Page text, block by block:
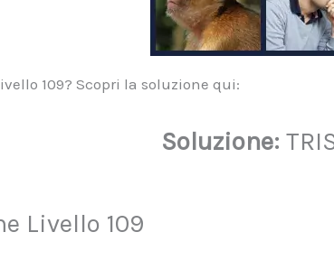
109? Scopri la soluzione qui:
Soluzione:
Livello 109